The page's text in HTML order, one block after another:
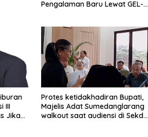
Pengalaman Baru Lewat GEL-
III
Jika
Protes ketidakhadiran Bupati,
Majelis Adat Sumedanglarang
walkout saat audiensi di Sekda